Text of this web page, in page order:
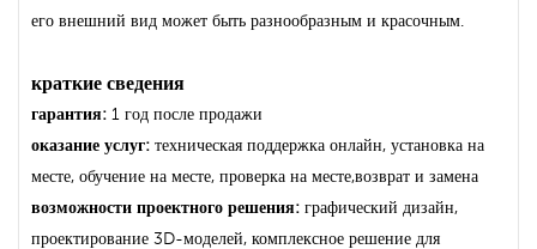
его внешний вид может быть разнообразным и красочным.
краткие сведения
гарантия: 1 год после продажи
оказание услуг: техническая поддержка онлайн, установка на
месте, обучение на месте, проверка на месте,возврат и замена
возможности проектного решения: графический дизайн,
проектирование 3D-моделей, комплексное решение для